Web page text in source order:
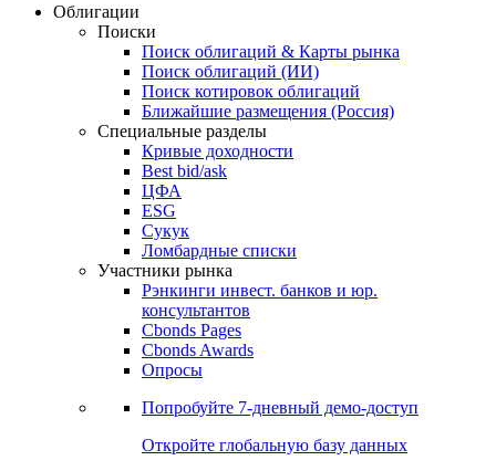
Облигации
Поиски
Поиск облигаций & Карты рынка
Поиск облигаций (ИИ)
Поиск котировок облигаций
Ближайшие размещения (Россия)
Специальные разделы
Кривые доходности
Best bid/ask
ЦФА
ESG
Сукук
Ломбардные списки
Участники рынка
Рэнкинги инвест. банков и юр.
консультантов
Cbonds Pages
Cbonds Awards
Опросы
Попробуйте 7-дневный демо-доступ
Откройте глобальную базу данных